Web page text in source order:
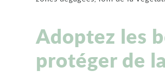
Adoptez les
protéger de